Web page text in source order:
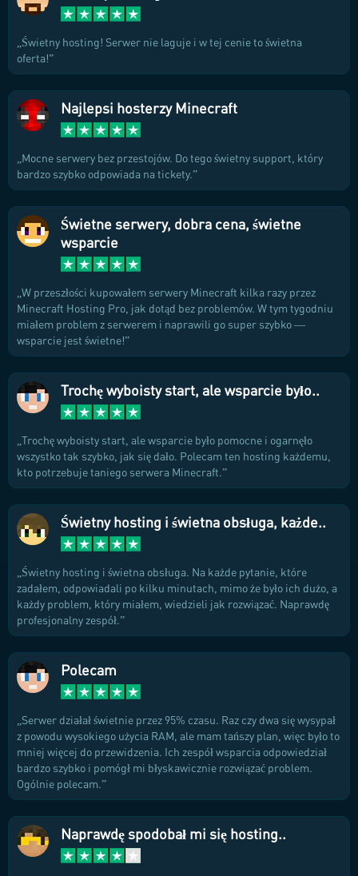
Świetny hosting! Serwer nie laguje i w tej cenie to świetna
oferta!
Najlepsi hosterzy Minecraft
Mocne serwery bez przestojów. Do tego świetny support, który
bardzo szybko odpowiada na tickety.
Świetne serwery, dobra cena, świetne
wsparcie
W przeszłości kupowałem serwery Minecraft kilka razy przez
Minecraft Hosting Pro, jak dotąd bez problemów. W tym tygodniu
miałem problem z serwerem i naprawili go super szybko —
wsparcie jest świetne!
Trochę wyboisty start, ale wsparcie było..
Trochę wyboisty start, ale wsparcie było pomocne i ogarnęło
wszystko tak szybko, jak się dało. Polecam ten hosting każdemu,
kto potrzebuje taniego serwera Minecraft.
Świetny hosting i świetna obsługa, każde..
Świetny hosting i świetna obsługa. Na każde pytanie, które
zadałem, odpowiadali po kilku minutach, mimo że było ich dużo, a
każdy problem, który miałem, wiedzieli jak rozwiązać. Naprawdę
profesjonalny zespół.
Polecam
Serwer działał świetnie przez 95% czasu. Raz czy dwa się wysypał
z powodu wysokiego użycia RAM, ale mam tańszy plan, więc było to
mniej więcej do przewidzenia. Ich zespół wsparcia odpowiedział
bardzo szybko i pomógł mi błyskawicznie rozwiązać problem.
Ogólnie polecam.
Naprawdę spodobał mi się hosting..